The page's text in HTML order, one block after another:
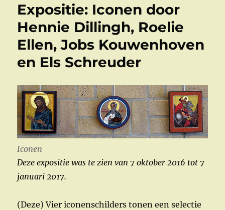
Expositie: Iconen door
Hennie Dillingh, Roelie
Ellen, Jobs Kouwenhoven
en Els Schreuder
Iconen
Deze expositie was te zien van 7 oktober 2016 tot 7
januari 2017.
(Deze) Vier iconenschilders tonen een selectie